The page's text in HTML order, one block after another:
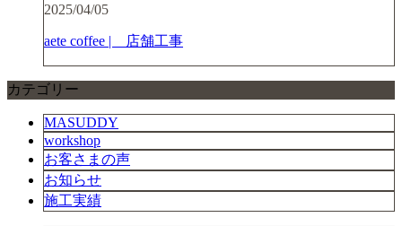
2025/04/05
aete coffee | 店舗工事
カテゴリー
MASUDDY
workshop
お客さまの声
お知らせ
施工実績